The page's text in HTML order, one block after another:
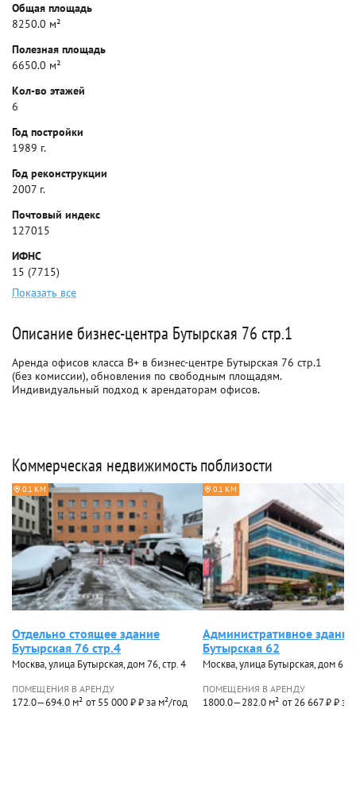
Общая площадь
8250.0 м²
Полезная площадь
6650.0 м²
Кол-во этажей
6
Год постройки
1989 г.
Год реконструкции
2007 г.
Почтовый индекс
127015
ИФНС
15 (7715)
Показать все
Описание бизнес-центра Бутырская 76 стр.1
Аренда офисов класса B+ в бизнес-центре Бутырская 76 стр.1
(без комиссии), обновления по свободным площадям.
Индивидуальный подход к арендаторам офисов.
Коммерческая недвижимость поблизости
0.1 КМ
Отдельно стоящее здание
Бутырская 76 стр.4
Москва, улица Бутырская, дом 76, стр. 4
ПОМЕЩЕНИЯ В АРЕНДУ
172.0—694.0 м² от 55 000 ₽ ₽ за м²/год
0.1 КМ
Административное здание
Бутырская 62
Москва, улица Бутырская, дом 62
ПОМЕЩЕНИЯ В АРЕНДУ
1800.0—282.0 м² от 26 667 ₽ ₽ за